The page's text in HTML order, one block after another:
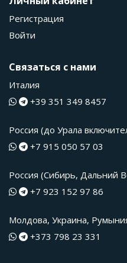
Регистрация
Войти
Связаться с нами
Италия
+39 351 349 8457
Россия (до Урала
+7 915 050 57 03
Россия (Сибирь, Дальний
+7 923 152 97 86
Молдова, Украина,
+373 798 23 331